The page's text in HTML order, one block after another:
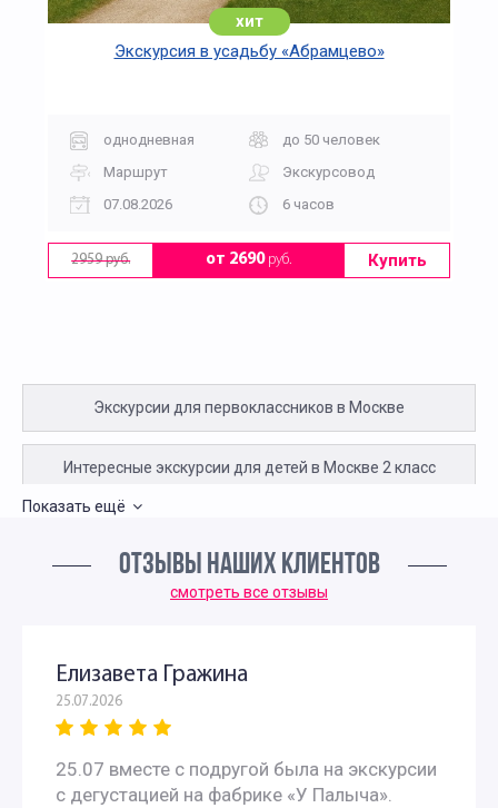
хит
Экскурсия в усадьбу «Абрамцево»
однодневная
до 50 человек
Маршрут
Экскурсовод
07.08.2026
6 часов
2959 руб. от 2690руб. Купить
Экскурсии для первоклассников в Москве
Интересные экскурсии для детей в Москве 2 класс
Экскурсии для школьников 4 класса
Интерактивные экскурсии для школьников в Москве
Экскурсии для школьников начальных классов
Показать ещё
ОТЗЫВЫ НАШИХ КЛИЕНТОВ
смотреть все отзывы
Елизавета Гражина
25.07.2026
25.07 вместе с подругой была на экскурсии
с дегустацией на фабрике «У Палыча».